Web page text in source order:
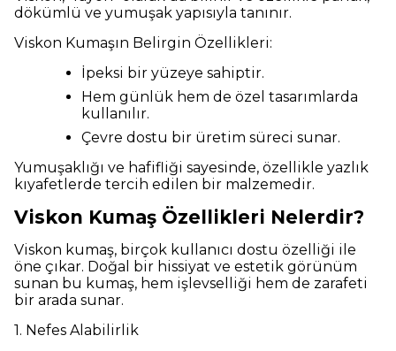
dökümlü ve yumuşak yapısıyla tanınır.
Viskon Kumaşın Belirgin Özellikleri:
İpeksi bir yüzeye sahiptir.
Hem günlük hem de özel tasarımlarda
kullanılır.
Çevre dostu bir üretim süreci sunar.
Yumuşaklığı ve hafifliği sayesinde, özellikle yazlık
kıyafetlerde tercih edilen bir malzemedir.
Viskon Kumaş Özellikleri Nelerdir?
Viskon kumaş, birçok kullanıcı dostu özelliği ile
öne çıkar. Doğal bir hissiyat ve estetik görünüm
sunan bu kumaş, hem işlevselliği hem de zarafeti
bir arada sunar.
1. Nefes Alabilirlik